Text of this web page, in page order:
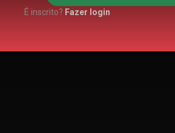
É inscrito? Fazer login